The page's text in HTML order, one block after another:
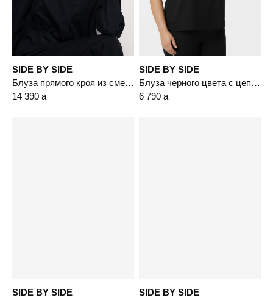
SIDE BY SIDE
Блуза прямого кроя из смесового хлопка
14 390 a
SIDE BY SIDE
Блуза черного цвета с цепочкой-мониль
6 790 a
SIDE BY SIDE
SIDE BY SIDE